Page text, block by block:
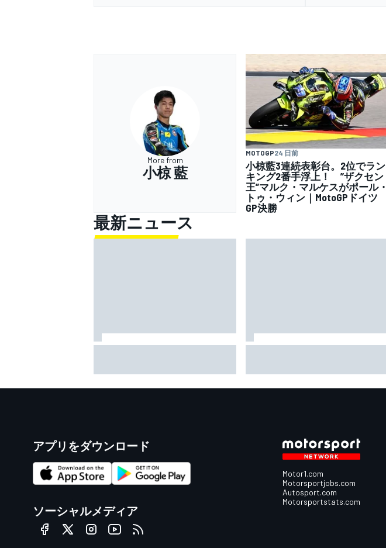
More from
小椋 藍
MOTOGP24 日前
小椋藍3連続表彰台。2位でラン
キング2番手浮上！ ”ザクセン
王”マルク・マルケスがポール・
トゥ・ウィン｜MotoGPドイツ
GP決勝
最新ニュース
アプリをダウンロード
ソーシャルメディア
Motor1.com
Motorsportjobs.com
Autosport.com
Motorsportstats.com